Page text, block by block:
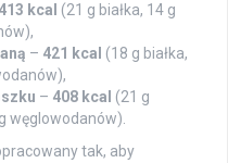
413 kcal (21 g białka, 14 g
– 421 kcal (18 g białka,
– 408 kcal (21 g
węglowodanów).
tak, aby